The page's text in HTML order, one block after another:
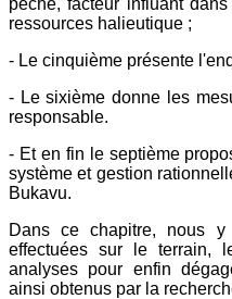
pêche, facteur influant
ressources halieutique ;
- Le cinquième présente
- Le sixième donne les
responsable.
- Et en fin le septième
système et gestion
Bukavu.
Dans ce chapitre, nous y
effectuées sur le terrain,
analyses pour enfin
ainsi obtenus par la